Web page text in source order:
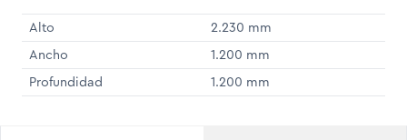
Alto
2.230 mm
Ancho
1.200 mm
Profundidad
1.200 mm